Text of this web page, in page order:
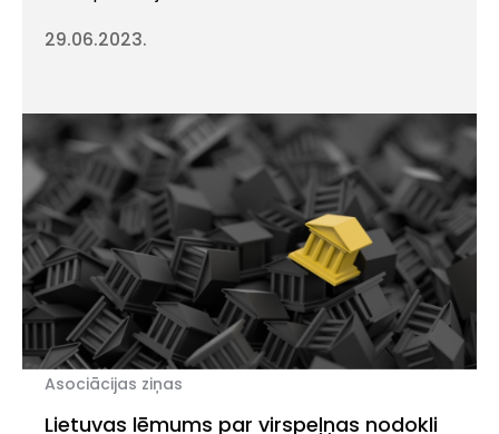
atrodas Cēsu novadā un nodarbojas
tautsaimniecības nozare, kas šobrīd piedzīvo
daudz izaicinājumus, tādēļ Luminor ir īpaši
svarīgi atbalstīt vietējās saimniecības un to
attīstības plānus, tādā veidā atbalstot […]
29.06.2023.
Asociācijas ziņas
Lietuvas lēmums par virspeļņas nodokli